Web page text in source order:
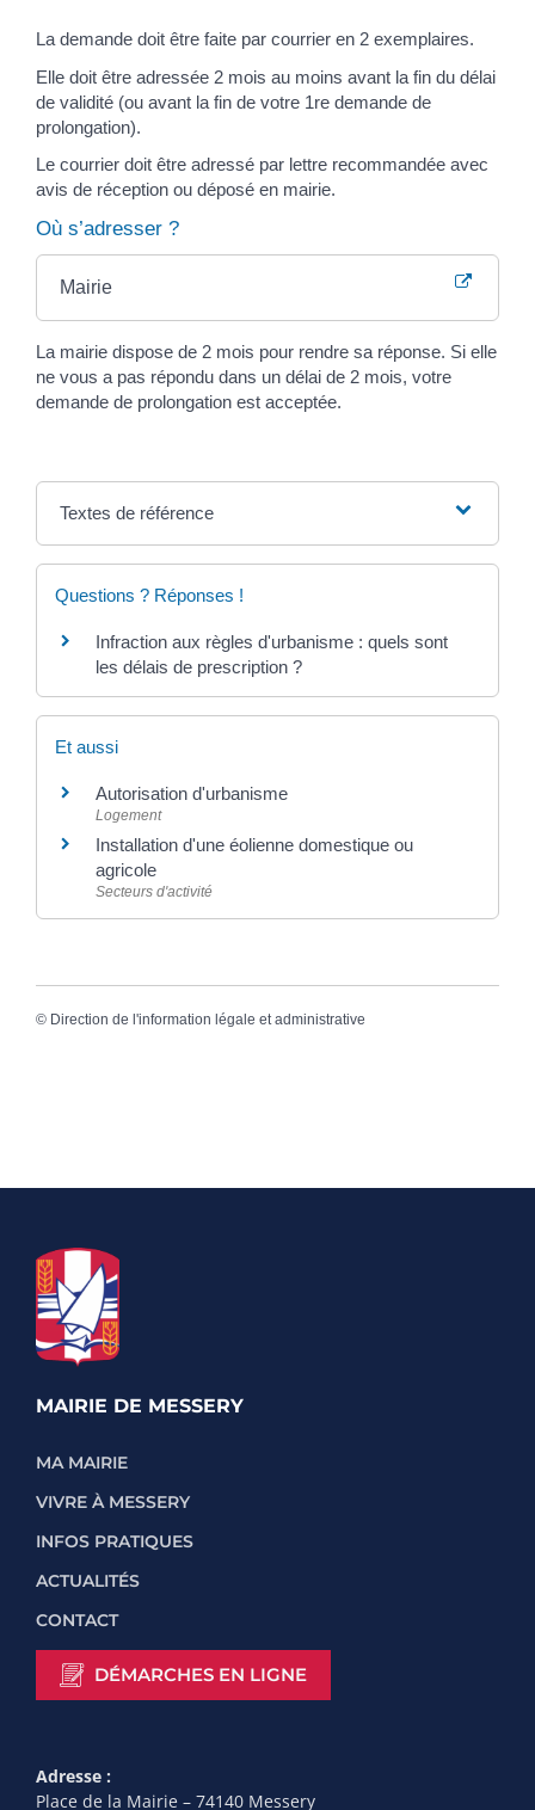
La demande doit être faite par courrier en 2 exemplaires.
Elle doit être adressée 2 mois au moins avant la fin du délai
de validité (ou avant la fin de votre 1redemande de
prolongation).
Le courrier doit être adressé par lettre recommandée avec
avis de réception ou déposé en mairie.
Où s’adresser ?
Mairie
La mairie dispose de 2 mois pour rendre sa réponse. Si elle
ne vous a pas répondu dans un délai de 2 mois, votre
demande de prolongation est acceptée.
Textes de référence
Questions ? Réponses !
Infraction aux règles d'urbanisme : quels sont
les délais de prescription ?
Et aussi
Autorisation d'urbanisme
Logement
Installation d'une éolienne domestique ou
agricole
Secteurs d'activité
© Direction de l'information légale et administrative
MAIRIE DE MESSERY
MA MAIRIE
VIVRE À MESSERY
INFOS PRATIQUES
ACTUALITÉS
CONTACT
DÉMARCHES EN LIGNE
Adresse :
Place de la Mairie – 74140 Messery